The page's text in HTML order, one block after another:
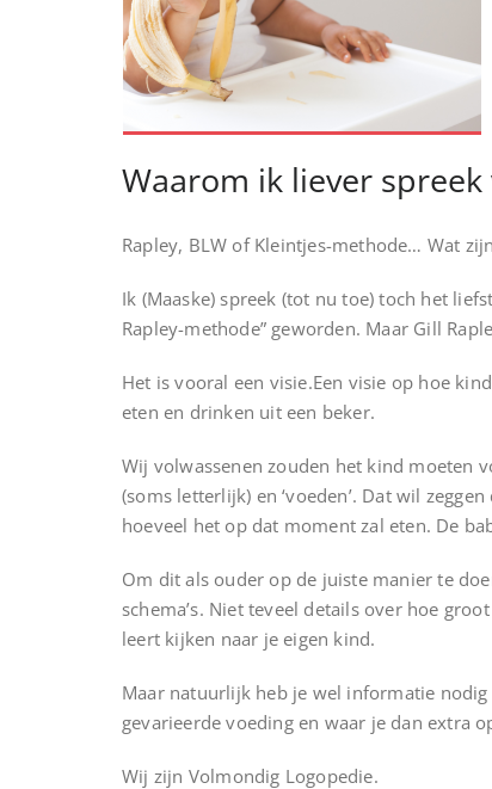
Waarom ik liever
Rapley, BLW of Kleintjes-methode… Wat
Ik (Maaske) spreek (tot nu toe) toch het
Rapley-methode” geworden. Maar Gill
Het is vooral een visie.Een visie op hoe
eten en drinken uit een beker.
Wij volwassenen zouden het kind moeten
(soms letterlijk) en ‘voeden’. Dat wil
hoeveel het op dat moment zal eten. De
Om dit als ouder op de juiste manier te
schema’s. Niet teveel details over hoe
leert kijken naar je eigen kind.
Maar natuurlijk heb je wel informatie
gevarieerde voeding en waar je dan extra
Wij zijn Volmondig Logopedie.